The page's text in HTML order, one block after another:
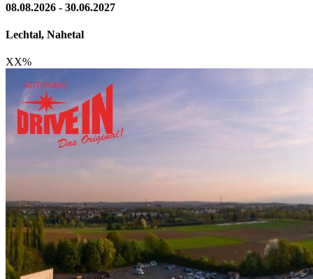
08.08.2026 - 30.06.2027
Lechtal, Nahetal
XX%